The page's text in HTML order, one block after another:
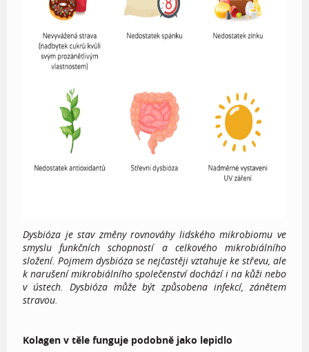
Dysbióza je stav změny rovnováhy lidského mikrobiomu ve
smyslu funkčních schopností a celkového mikrobiálního
složení. Pojmem dysbióza se nejčastěji vztahuje ke střevu, ale
k narušení mikrobiálního společenství dochází i na kůži nebo
v ústech. Dysbióza může být způsobena infekcí, zánětem
stravou.
Kolagen v těle funguje podobně jako lepidlo